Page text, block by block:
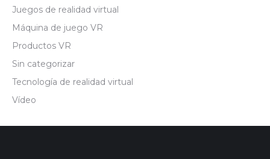
Juegos de realidad virtual
Máquina de juego VR
Productos VR
Sin categorizar
Tecnología de realidad virtual
Vídeo